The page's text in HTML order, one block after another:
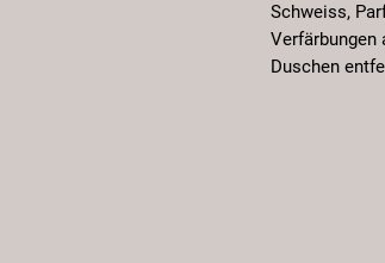
Schweiss,
Verfärbungen
Duschen